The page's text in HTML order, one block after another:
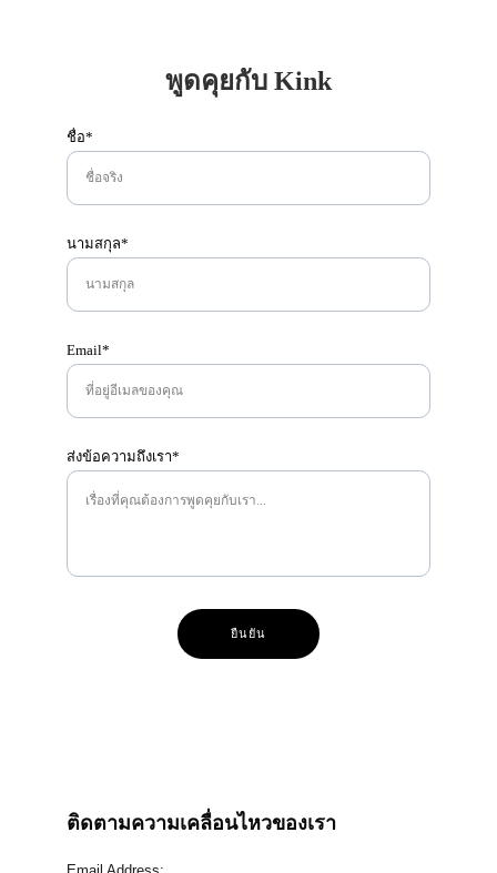
พูดคุยกับ Kink
ชื่อ*
นามสกุล*
Email*
ส่งข้อความถึงเรา*
ยืนยัน
ติดตามความเคลื่อนไหวของเรา